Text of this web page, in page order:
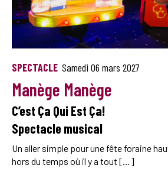
SPECTACLE Samedi 06 mars 2027
Manège Manège
C’est Ça Qui Est Ça!
Spectacle musical
Un aller simple pour une fête foraine
hors du temps où il y a tout […]